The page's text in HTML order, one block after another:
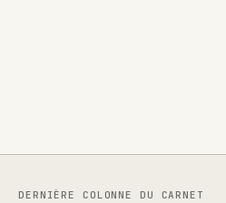
DERNIÈRE COLONNE DU CARNET